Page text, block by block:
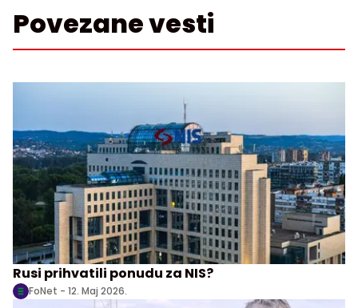
Povezane vesti
Rusi prihvatili ponudu za NIS?
FoNet - 12. Maj 2026.